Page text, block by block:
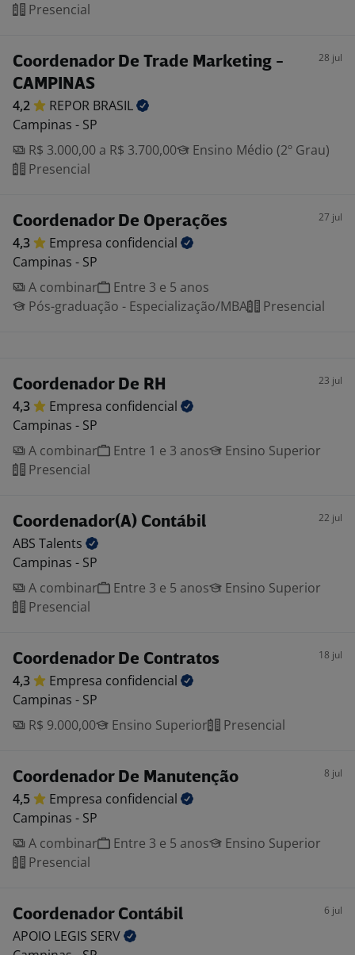
Presencial
Coordenador De Trade Marketing -
CAMPINAS
28 jul
4,2 REPOR BRASIL
Campinas - SP
R$ 3.000,00 a R$ 3.700,00
Ensino Médio (2º Grau)
Presencial
Coordenador De Operações 27 jul
4,3 Empresa confidencial
Campinas - SP
A combinar
Entre 3 e 5 anos
Pós-graduação - Especialização/MBA
Presencial
Coordenador De RH 23 jul
4,3 Empresa confidencial
Campinas - SP
A combinar
Entre 1 e 3 anos
Ensino Superior
Presencial
Coordenador(A) Contábil 22 jul
ABS Talents
Campinas - SP
A combinar
Entre 3 e 5 anos
Ensino Superior
Presencial
Coordenador De Contratos 18 jul
4,3 Empresa confidencial
Campinas - SP
R$ 9.000,00
Ensino Superior Presencial
Coordenador De Manutenção 8 jul
4,5 Empresa confidencial
Campinas - SP
A combinar
Entre 3 e 5 anos
Ensino Superior
Presencial
Coordenador Contábil 6 jul
APOIO LEGIS SERV